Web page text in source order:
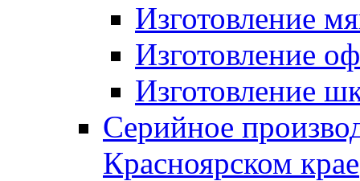
Изготовление
Изготовление
Изготовление
Серийное
Красноярском крае